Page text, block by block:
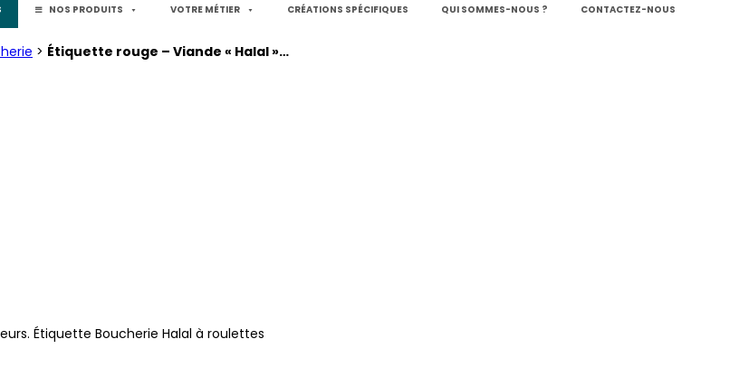
NOS PRODUITS VOTRE MÉTIER CRÉATIONS SPÉCIFIQUES QUI SOMMES-NOUS ? CONTACTEZ-NOUS
> Étiquette rouge – Viande « Halal »…
Étiquette Boucherie Halal à roulettes